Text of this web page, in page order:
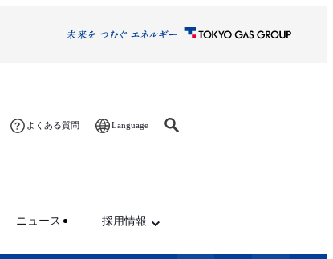
よくある質問 Language
ニュース 採用情報